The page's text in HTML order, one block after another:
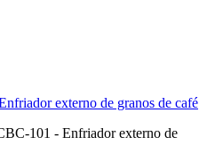
externo de granos de café